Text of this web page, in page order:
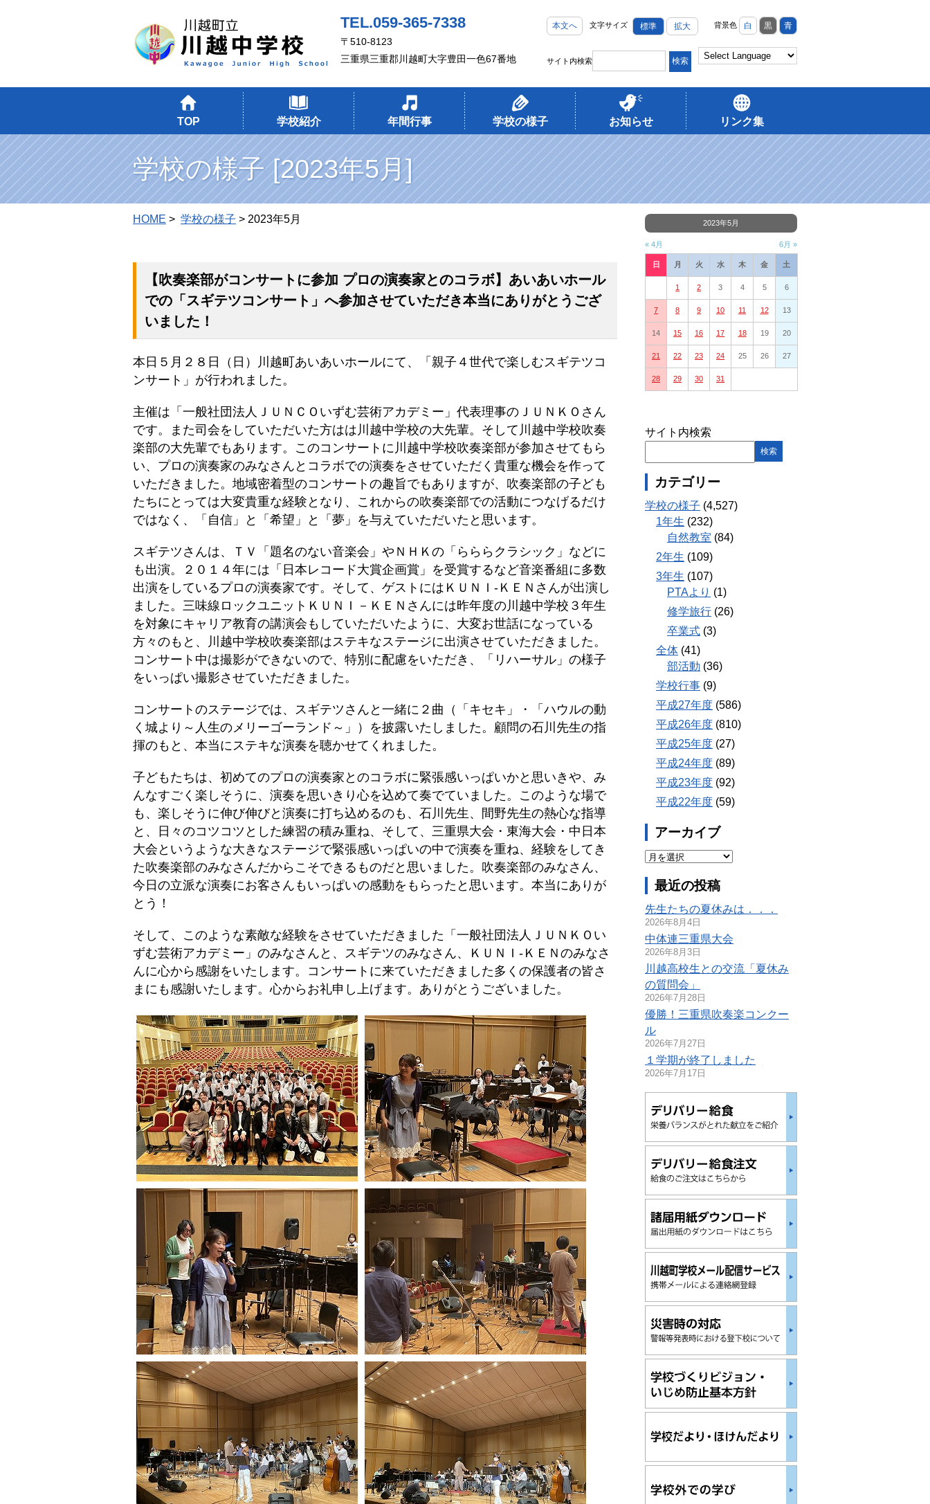
TEL.059-365-7338
〒510-8123
三重県三重郡川越町大字豊田一色67番地
本文へ 文字サイズ 標準 拡大 背景色 白 黒 青
サイト内検索
TOP 学校紹介 年間行事 学校の様子 お知らせ リンク集
学校の様子 [2023年5月]
HOME > 学校の様子 > 2023年5月
【吹奏楽部がコンサートに参加 プロの演奏家とのコラボ】あいあいホール
での「スギテツコンサート」へ参加させていただき本当にありがとうござ
いました！
本日５月２８日（日）川越町あいあいホールにて、「親子４世代で楽しむスギテツコ
ンサート」が行われました。
主催は「一般社団法人ＪＵＮＣＯいずむ芸術アカデミー」代表理事のＪＵＮＫＯさん
です。また司会をしていただいた方はは川越中学校の大先輩。そして川越中学校吹奏
楽部の大先輩でもあります。このコンサートに川越中学校吹奏楽部が参加させてもら
い、プロの演奏家のみなさんとコラボでの演奏をさせていただく貴重な機会を作って
いただきました。地域密着型のコンサートの趣旨でもありますが、吹奏楽部の子ども
たちにとっては大変貴重な経験となり、これからの吹奏楽部での活動につなげるだけ
ではなく、「自信」と「希望」と「夢」を与えていただいたと思います。
スギテツさんは、ＴＶ「題名のない音楽会」やＮＨＫの「らららクラシック」などに
も出演。２０１４年には「日本レコード大賞企画賞」を受賞するなど音楽番組に多数
出演をしているプロの演奏家です。そして、ゲストにはＫＵＮＩ-ＫＥＮさんが出演し
ました。三味線ロックユニットＫＵＮＩ－ＫＥＮさんには昨年度の川越中学校３年生
を対象にキャリア教育の講演会もしていただいたように、大変お世話になっている
方々のもと、川越中学校吹奏楽部はステキなステージに出演させていただきました。
コンサート中は撮影ができないので、特別に配慮をいただき、「リハーサル」の様子
をいっぱい撮影させていただきました。
コンサートのステージでは、スギテツさんと一緒に２曲（「キセキ」・「ハウルの動
く城より～人生のメリーゴーランド～」）を披露いたしました。顧問の石川先生の指
揮のもと、本当にステキな演奏を聴かせてくれました。
子どもたちは、初めてのプロの演奏家とのコラボに緊張感いっぱいかと思いきや、み
んなすごく楽しそうに、演奏を思いきり心を込めて奏でていました。このような場で
も、楽しそうに伸び伸びと演奏に打ち込めるのも、石川先生、間野先生の熱心な指導
と、日々のコツコツとした練習の積み重ね、そして、三重県大会・東海大会・中日本
大会というような大きなステージで緊張感いっぱいの中で演奏を重ね、経験をしてき
た吹奏楽部のみなさんだからこそできるものだと思いました。吹奏楽部のみなさん、
今日の立派な演奏にお客さんもいっぱいの感動をもらったと思います。本当にありが
とう！
そして、このような素敵な経験をさせていただきました「一般社団法人ＪＵＮＫＯい
ずむ芸術アカデミー」のみなさんと、スギテツのみなさん、ＫＵＮＩ-ＫＥＮのみなさ
んに心から感謝をいたします。コンサートに来ていただきました多くの保護者の皆さ
まにも感謝いたします。心からお礼申し上げます。ありがとうございました。
2023年5月
« 4月 6月 »
日 月 火 水 木 金 土
1 2 3 4 5 6
7 8 9 10 11 12 13
14 15 16 17 18 19 20
21 22 23 24 25 26 27
28 29 30 31
サイト内検索
カテゴリー
学校の様子 (4,527)
1年生 (232)
自然教室 (84)
2年生 (109)
3年生 (107)
PTAより (1)
修学旅行 (26)
卒業式 (3)
全体 (41)
部活動 (36)
学校行事 (9)
平成27年度 (586)
平成26年度 (810)
平成25年度 (27)
平成24年度 (89)
平成23年度 (92)
平成22年度 (59)
アーカイブ
最近の投稿
先生たちの夏休みは．．．
2026年8月4日
中体連三重県大会
2026年8月3日
川越高校生との交流「夏休み
の質問会」
2026年7月28日
優勝！三重県吹奏楽コンクー
ル
2026年7月27日
１学期が終了しました
2026年7月17日